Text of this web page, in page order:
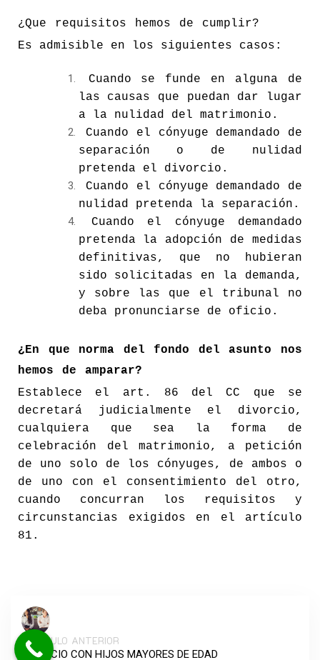
¿Que requisitos hemos de cumplir?
Es admisible en los siguientes casos:
Cuando se funde en alguna de
las causas que puedan dar lugar
a la nulidad del matrimonio.
Cuando el cónyuge demandado de
separación o de nulidad
pretenda el divorcio.
Cuando el cónyuge demandado de
nulidad pretenda la separación.
Cuando el cónyuge demandado
pretenda la adopción de medidas
definitivas, que no hubieran
sido solicitadas en la demanda,
y sobre las que el tribunal no
deba pronunciarse de oficio.
¿En que norma del fondo del asunto nos
hemos de amparar?
Establece el art. 86 delCC que se
decretará judicialmente el divorcio,
cualquiera que sea la forma de
celebración del matrimonio, a petición
de uno solo de los cónyuges, de ambos o
de uno con el consentimiento del otro,
cuando concurran los requisitos y
circunstancias exigidos en el artículo
81.
ARTÍCULO ANTERIOR
DIVORCIO CON HIJOS MAYORES DE EDAD